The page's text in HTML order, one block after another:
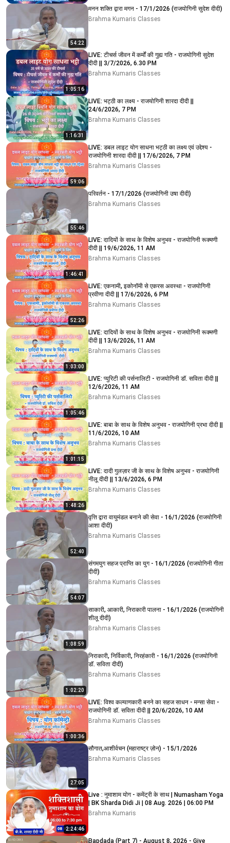
54:22
मनन शक्ति द्वारा मगन - 17/1/2026 (राजयोगिनी सुदेश दीदी)
Brahma Kumaris Classes
1:05:16
LIVE: टीचर्स जीवन में कर्मों की गुह्य गति - राजयोगिनी सुदेश
दीदी || 3/7/2026, 6.30 PM
Brahma Kumaris Classes
1:16:31
LIVE: भट्ठी का लक्ष्य - राजयोगिनी शारदा दीदी ||
24/6/2026, 7 PM
Brahma Kumaris Classes
59:06
LIVE: डबल लाइट योग साधना भट्ठी का लक्ष्य एवं उद्देश्य -
राजयोगिनी शारदा दीदी || 17/6/2026, 7 PM
Brahma Kumaris Classes
55:46
परिवर्तन - 17/1/2026 (राजयोगिनी उषा दीदी)
Brahma Kumaris Classes
1:46:41
LIVE: दादियों के साथ के विशेष अनुभव - राजयोगिनी रूक्मणी
दीदी || 19/6/2026, 11 AM
Brahma Kumaris Classes
52:26
LIVE: एकनामी, इकोनॉमी से एकरस अवस्था - राजयोगिनी
प्रवीणा दीदी || 17/6/2026, 6 PM
Brahma Kumaris Classes
1:03:00
LIVE: दादियों के साथ के विशेष अनुभव - राजयोगिनी रूक्मणी
दीदी || 13/6/2026, 11 AM
Brahma Kumaris Classes
1:05:46
LIVE: प्युरिटी की पर्सनालिटी - राजयोगिनी डॉ. सविता दीदी ||
12/6/2026, 11 AM
Brahma Kumaris Classes
1:01:15
LIVE: बाबा के साथ के विशेष अनुभव - राजयोगिनी प्रभा दीदी ||
11/6/2026, 10 AM
Brahma Kumaris Classes
1:48:26
LIVE: दादी गुलज़ार जी के साथ के विशेष अनुभव - राजयोगिनी
नीलू दीदी || 13/6/2026, 6 PM
Brahma Kumaris Classes
52:40
वृत्ति द्वारा वायुमंडल बनाने की सेवा - 16/1/2026 (राजयोगिनी
आशा दीदी)
Brahma Kumaris Classes
54:07
संगमयुग सहज प्राप्ति का युग - 16/1/2026 (राजयोगिनी गीता
दीदी)
Brahma Kumaris Classes
1:08:59
साकारी, आकारी, निराकारी पालना - 16/1/2026 (राजयोगिनी
शीलू दीदी)
Brahma Kumaris Classes
1:02:20
निराकारी, निर्विकारी, निरहंकारी - 16/1/2026 (राजयोगिनी
डॉ. सविता दीदी)
Brahma Kumaris Classes
1:00:36
LIVE: विश्व कल्याणकारी बनने का सहज साधन - मन्सा सेवा -
राजयोगिनी डॉ. सविता दीदी || 20/6/2026, 10 AM
Brahma Kumaris Classes
27:05
सौगात,आशीर्वचन (महाराष्ट्र ज़ोन) - 15/1/2026
Brahma Kumaris Classes
2:24:46
Live : नुमाशाम योग - कमेंट्री के साथ | Numasham Yoga
| BK Sharda Didi Ji | 08 Aug. 2026 | 06:00 PM
Brahma Kumaris
Bapdada (Part 7) - August 8, 2026 - Give